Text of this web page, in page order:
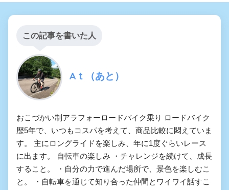
この記事を書いた人
Aｔ（あと）
おこづかい制アラフォーロードバイク乗り ロードバイク
歴5年で、いつもコスパを考えて、商品比較に悶えていま
す。 主にロングライドを楽しみ、年に1度ぐらいレース
に出ます。 自転車の楽しみ ・チャレンジを続けて、成長
すること。 ・自分の力で進んだ場所で、景色を楽しむこ
と。 ・自転車を通じて知り合った仲間とワイワイ話すこ